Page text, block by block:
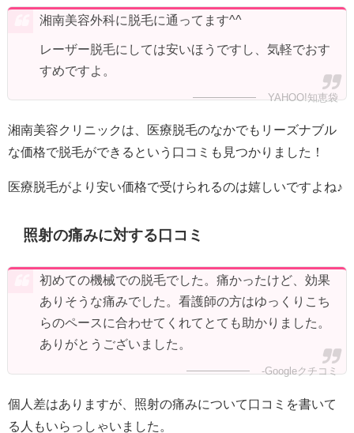
湘南美容外科に脱毛に通ってます^^
レーザー脱毛にしては安いほうですし、気軽でおす
すめですよ。
YAHOO!知恵袋
湘南美容クリニックは、医療脱毛のなかでもリーズナブル
な価格で脱毛ができるという口コミも見つかりました！
医療脱毛がより安い価格で受けられるのは嬉しいですよね♪
照射の痛みに対する口コミ
初めての機械での脱毛でした。痛かったけど、効果
ありそうな痛みでした。看護師の方はゆっくりこち
らのペースに合わせてくれてとても助かりました。
ありがとうございました。
-Googleクチコミ
個人差はありますが、照射の痛みについて口コミを書いて
る人もいらっしゃいました。